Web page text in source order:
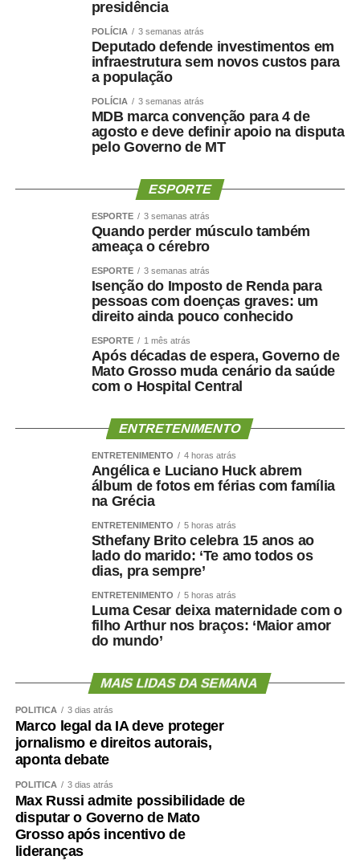
edição ampliam o alcance do evento e aproximam ainda
mais a população das atividades esportivas. “A inclusão
de novas modalidades e a realização de disputas na
Praia do Cortado representam mais uma evolução dos
jogos. Essas mudanças ampliam as oportunidades de
participação, valorizam os espaços públicos do município
e tornam a competição ainda mais atrativa para atletas,
familiares e espectadores. O esporte tem a capacidade
qualidade de vida da população”, explicou.
Os 34º Jogos Olímpicos de Sinop e os 3º Jogos
Paralímpicos de Sinop integram a programação do
Festeja Sinop 2026. Promovido pela Prefeitura de Sinop,
o Festeja Sinop 2026 será realizado de 30 de agosto a 14
de setembro, em celebração aos 52 anos de fundação do
município. O calendário oficial das festividades será
divulgado nos próximos dias pela Prefeitura de Sinop.
COMENTE ABAIXO:
WhatsApp
Facebook
Twitter
Messenger
LinkedIn
Share
presidência
POLÍCIA 3 semanas atrás
Deputado defende investimentos em
infraestrutura sem novos custos para
a população
POLÍCIA 3 semanas atrás
MDB marca convenção para 4 de
agosto e deve definir apoio na disputa
pelo Governo de MT
ESPORTE
ESPORTE 3 semanas atrás
Quando perder músculo também
ameaça o cérebro
ESPORTE 3 semanas atrás
Isenção do Imposto de Renda para
pessoas com doenças graves: um
direito ainda pouco conhecido
ESPORTE 1 mês atrás
Após décadas de espera, Governo de
Mato Grosso muda cenário da saúde
com o Hospital Central
ENTRETENIMENTO
ENTRETENIMENTO 4 horas atrás
Angélica e Luciano Huck abrem
álbum de fotos em férias com família
na Grécia
ENTRETENIMENTO 5 horas atrás
Sthefany Brito celebra 15 anos ao
lado do marido: ‘Te amo todos os
dias, pra sempre’
ENTRETENIMENTO 5 horas atrás
Luma Cesar deixa maternidade com o
filho Arthur nos braços: ‘Maior amor
do mundo’
MAIS LIDAS DA SEMANA
POLÍTICA 3 dias atrás
Marco legal da IA deve proteger
jornalismo e direitos autorais,
aponta debate
POLÍTICA 3 dias atrás
Max Russi admite possibilidade de
disputar o Governo de Mato
Grosso após incentivo de
lideranças